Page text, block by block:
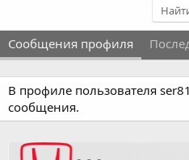
Сообщения профиля
В профиле пользователя
сообщения.